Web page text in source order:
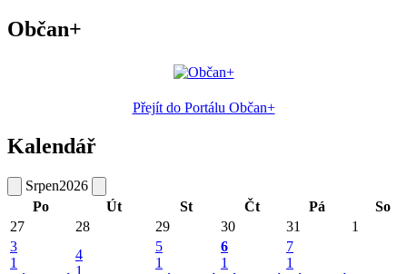
Občan+
Přejít do Portálu Občan+
Kalendář
Srpen2026
Po
Út St Čt Pá
So
27
28 29 30 31
1
3
1
4
1
5
1
6
1
7
1